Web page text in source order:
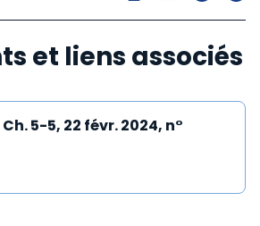
et liens associés
5-5, 22 févr. 2024, n°